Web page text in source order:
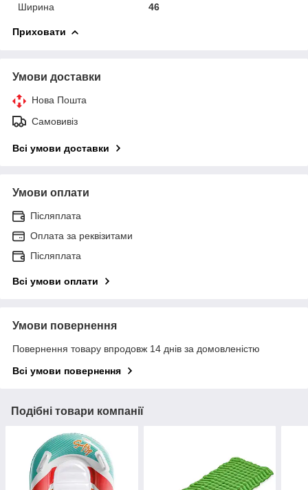
Ширина
46
Приховати
Умови доставки
Нова Пошта
Самовивіз
Всі умови доставки
Умови оплати
Післяплата
Оплата за реквізитами
Післяплата
Всі умови оплати
Умови повернення
Повернення товару впродовж 14 днів за домовленістю
Всі умови повернення
Подібні товари компанії